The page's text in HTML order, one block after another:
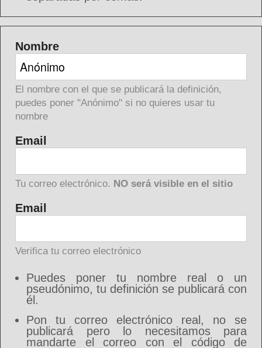
Nombre
El nombre con el que se publicará la definición,
puedes poner "Anónimo" si no quieres usar tu
nombre
Email
Tu correo electrónico. NO será visible en el sitio
Email
Verifica tu correo electrónico
Puedes poner tu nombre real o un
pseudónimo, tu definición se publicará con
él.
Pon tu correo electrónico real, no se
publicará pero lo necesitamos para
mandarte el correo con el código de